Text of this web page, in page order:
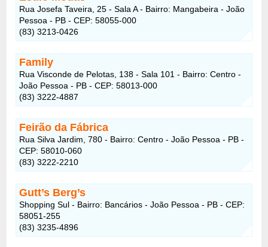
Rua Josefa Taveira, 25 - Sala A - Bairro: Mangabeira - João
Pessoa - PB - CEP: 58055-000
(83) 3213-0426
Family
Rua Visconde de Pelotas, 138 - Sala 101 - Bairro: Centro -
João Pessoa - PB - CEP: 58013-000
(83) 3222-4887
Feirão da Fábrica
Rua Silva Jardim, 780 - Bairro: Centro - João Pessoa - PB -
CEP: 58010-060
(83) 3222-2210
Gutt’s Berg’s
Shopping Sul - Bairro: Bancários - João Pessoa - PB - CEP:
58051-255
(83) 3235-4896